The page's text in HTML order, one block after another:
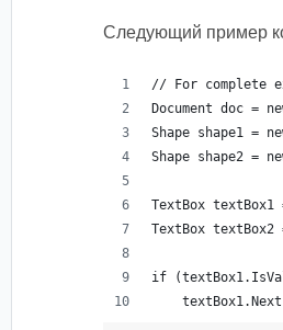
Следующий пример
// For complete
Document doc =
Shape shape1 =
Shape shape2 =
TextBox textBox1
TextBox textBox2
if